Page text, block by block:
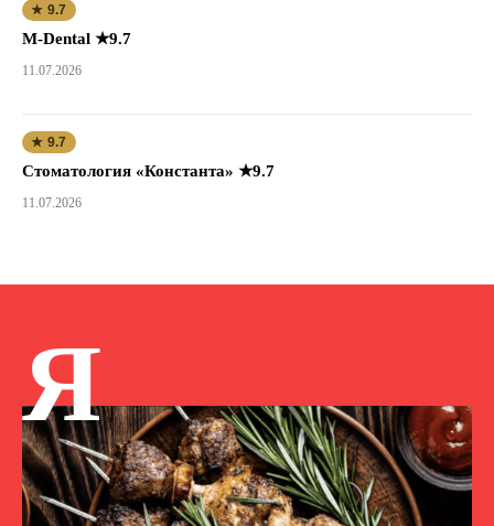
★ 9.7
M-Dental ★9.7
11.07.2026
★ 9.7
Стоматология «Константа» ★9.7
11.07.2026
Я